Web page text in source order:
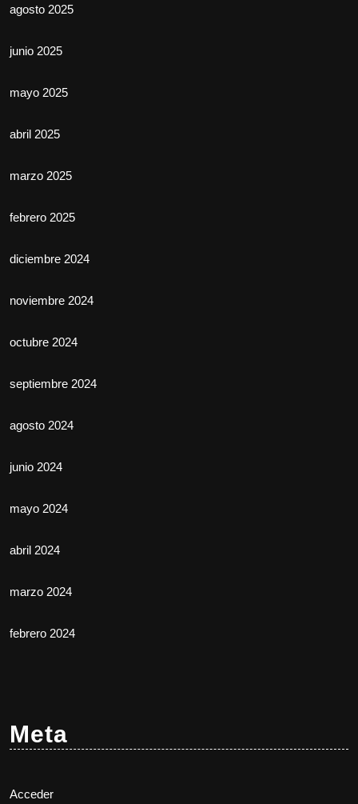
agosto 2025
junio 2025
mayo 2025
abril 2025
marzo 2025
febrero 2025
diciembre 2024
noviembre 2024
octubre 2024
septiembre 2024
agosto 2024
junio 2024
mayo 2024
abril 2024
marzo 2024
febrero 2024
Meta
Acceder